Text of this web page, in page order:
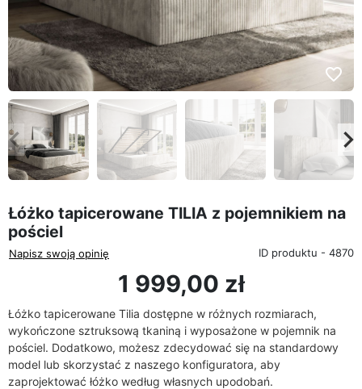
favorite_border
Poprzedni
Łóżko tapicerowane TILIA z pojemnikiem na
pościel
Napisz swoją opinię ID produktu - 4870
1 999,00 zł
Łóżko tapicerowane Tilia dostępne w różnych rozmiarach,
wykończone sztruksową tkaniną i wyposażone w pojemnik na
pościel. Dodatkowo, możesz zdecydować się na standardowy
model lub skorzystać z naszego konfiguratora, aby
zaprojektować łóżko według własnych upodobań.